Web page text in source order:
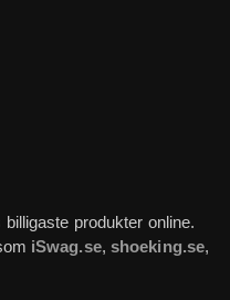
produkter online.
iSwag.se, shoeking.se,